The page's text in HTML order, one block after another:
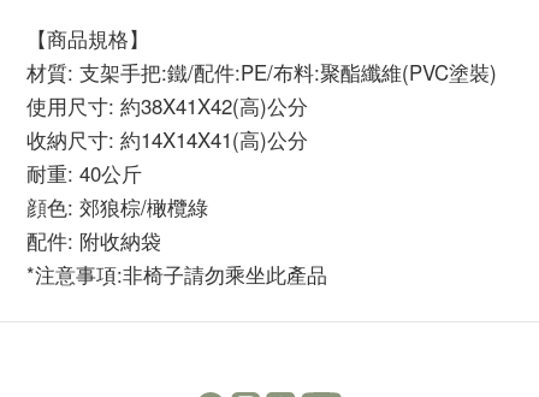
【商品規格】
材質: 支架手把:鐵/配件:PE/布料:聚酯纖維(PVC塗裝)
使用尺寸: 約38X41X42(高)公分
收納尺寸: 約14X14X41(高)公分
耐重: 40公斤
顔色: 郊狼棕/橄欖綠
配件: 附收納袋
*注意事項:非椅子請勿乘坐此產品